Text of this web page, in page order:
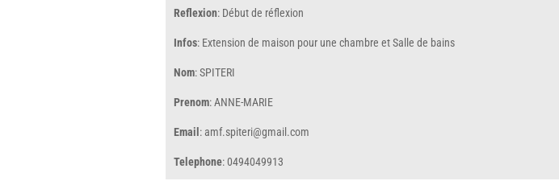
Reflexion: Début de réflexion
Infos: Extension de maison pour une chambre et Salle de bains
Nom: SPITERI
Prenom: ANNE-MARIE
Email : amf.spiteri@gmail.com
Telephone: 0494049913